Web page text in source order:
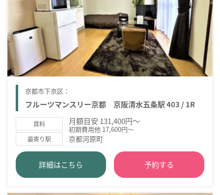
京都市下京区：
フルーツマンスリー京都 京阪清水五条駅 403 / 1R
賃料 月額目安 131,400円～
初期費用他 17,600円～
最寄り駅 京都河原町
詳細はこちら 予約する